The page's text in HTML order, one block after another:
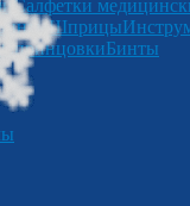
Салфетки
Шприцы
СпринцовкиБинты